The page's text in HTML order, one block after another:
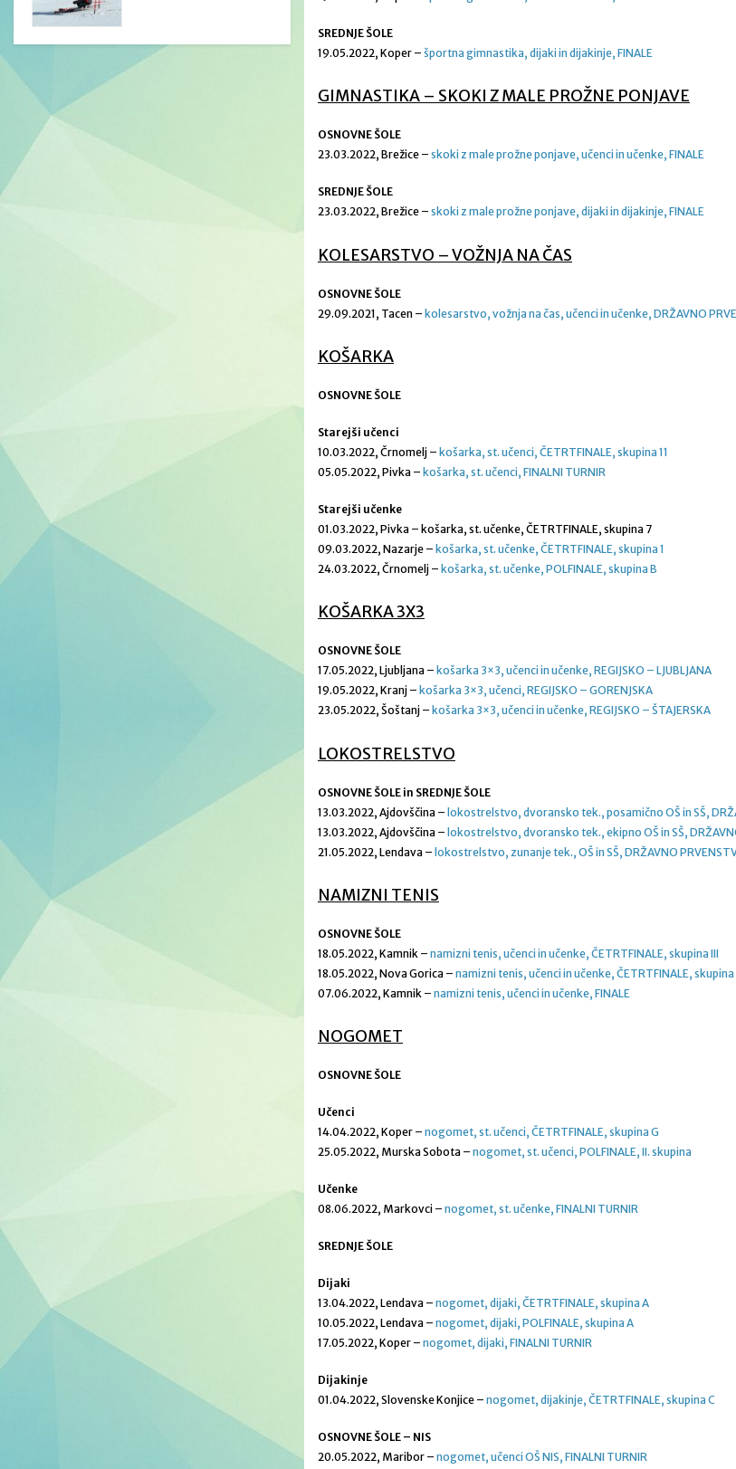
SREDNJE ŠOLE
19.05.2022, Koper – športna gimnastika, dijaki in dijakinje, FINALE
GIMNASTIKA – SKOKI Z MALE PROŽNE PONJAVE
OSNOVNE ŠOLE
23.03.2022, Brežice – skoki z male prožne ponjave, učenci in učenke, FINALE
SREDNJE ŠOLE
23.03.2022, Brežice – skoki z male prožne ponjave, dijaki in dijakinje, FINALE
KOLESARSTVO – VOŽNJA NA ČAS
OSNOVNE ŠOLE
29.09.2021, Tacen – kolesarstvo, vožnja na čas, učenci in učenke, DRŽAVNO
KOŠARKA
OSNOVNE ŠOLE
Starejši učenci
10.03.2022, Črnomelj – košarka, st. učenci, ČETRTFINALE, skupina 11
05.05.2022, Pivka – košarka, st. učenci, FINALNI TURNIR
Starejši učenke
01.03.2022, Pivka – košarka, st. učenke, ČETRTFINALE, skupina 7
09.03.2022, Nazarje – košarka, st. učenke, ČETRTFINALE, skupina 1
24.03.2022, Črnomelj – košarka, st. učenke, POLFINALE, skupina B
KOŠARKA 3X3
OSNOVNE ŠOLE
17.05.2022, Ljubljana – košarka 3×3, učenci in učenke, REGIJSKO – LJUBLJANA
19.05.2022, Kranj – košarka 3×3, učenci, REGIJSKO – GORENJSKA
23.05.2022, Šoštanj – košarka 3×3, učenci in učenke, REGIJSKO – ŠTAJERSKA
LOKOSTRELSTVO
OSNOVNE ŠOLE in SREDNJE ŠOLE
13.03.2022, Ajdovščina – lokostrelstvo, dvoransko tek., posamično OŠ in SŠ,
13.03.2022, Ajdovščina – lokostrelstvo, dvoransko tek., ekipno OŠ in SŠ,
21.05.2022, Lendava – lokostrelstvo, zunanje tek., OŠ in SŠ, DRŽAVNO
NAMIZNI TENIS
OSNOVNE ŠOLE
18.05.2022, Kamnik – namizni tenis, učenci in učenke, ČETRTFINALE, skupina III
18.05.2022, Nova Gorica – namizni tenis, učenci in učenke, ČETRTFINALE, skupina
07.06.2022, Kamnik – namizni tenis, učenci in učenke, FINALE
NOGOMET
OSNOVNE ŠOLE
Učenci
14.04.2022, Koper – nogomet, st. učenci, ČETRTFINALE, skupina G
25.05.2022, Murska Sobota – nogomet, st. učenci, POLFINALE, II. skupina
Učenke
08.06.2022, Markovci – nogomet, st. učenke, FINALNI TURNIR
SREDNJE ŠOLE
Dijaki
13.04.2022, Lendava – nogomet, dijaki, ČETRTFINALE, skupina A
10.05.2022, Lendava – nogomet, dijaki, POLFINALE, skupina A
17.05.2022, Koper – nogomet, dijaki, FINALNI TURNIR
Dijakinje
01.04.2022, Slovenske Konjice – nogomet, dijakinje, ČETRTFINALE, skupina C
OSNOVNE ŠOLE – NIS
20.05.2022, Maribor – nogomet, učenci OŠ NIS, FINALNI TURNIR